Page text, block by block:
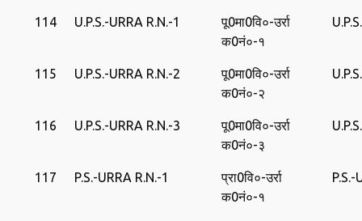
114 U.P.S.-URRA R.N.-1
पू0मा0वि०-उर्रा
क0नं०-१
115 U.P.S.-URRA R.N.-2
पू0मा0वि०-उर्रा
क0नं०-२
116 U.P.S.-URRA R.N.-3
पू0मा0वि०-उर्रा
क0नं०-३
117 P.S.-URRA R.N.-1
प्रा0वि०-उर्रा
क0नं०-१
P.S.-